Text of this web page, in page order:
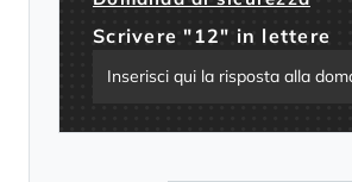
Scrivere "12" in lettere